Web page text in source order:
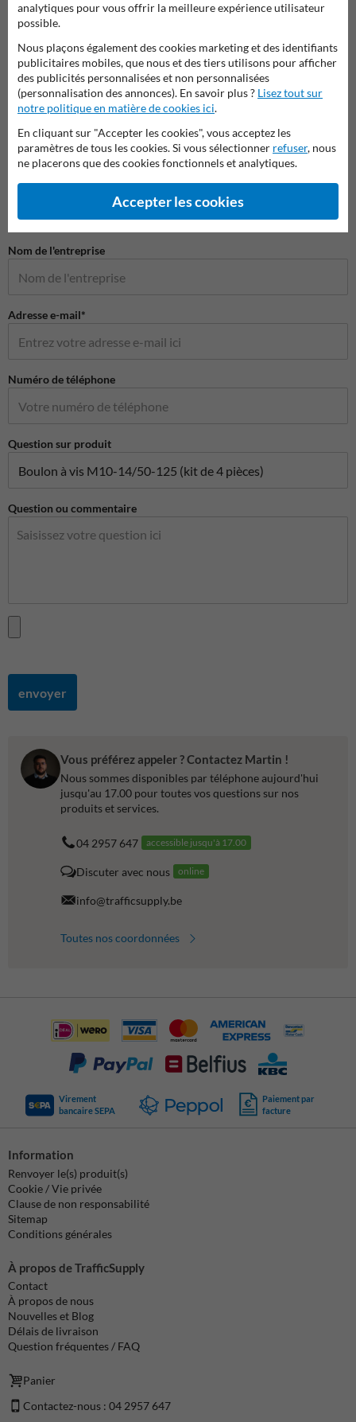
Outils et accessoires Placement et montage
Fixations
Poser votre question à ProtectionIndustrielle.be
Nom*
Nom de l'entreprise
Adresse e-mail*
Numéro de téléphone
Question sur produit
Question ou commentaire
envoyer
Vous préférez appeler ? Contactez Martin !
Nous sommes disponibles par téléphone aujourd'hui
jusqu'au 17.00 pour toutes vos questions sur nos
produits et services.
04 2957 647 accessible jusqu'à 17.00
Discuter avec nous online
info@trafficsupply.be
Toutes nos coordonnées
Virement
bancaire SEPA
Paiement par
facture
Information
Renvoyer le(s) produit(s)
Cookie / Vie privée
Clause de non responsabilité
Sitemap
Conditions générales
À propos de TrafficSupply
Contact
À propos de nous
Nouvelles et Blog
Délais de livraison
Question fréquentes / FAQ
Panier
Contactez-nous : 04 2957 647
analytiques pour vous offrir la meilleure expérience utilisateur
possible.
Nous plaçons également des cookies marketing et des identifiants
publicitaires mobiles, que nous et des tiers utilisons pour afficher
des publicités personnalisées et non personnalisées
(personnalisation des annonces). En savoir plus ? Lisez tout sur
notre politique en matière de cookies ici.
En cliquant sur "Accepter les cookies", vous acceptez les
paramètres de tous les cookies. Si vous sélectionner refuser, nous
ne placerons que des cookies fonctionnels et analytiques.
Accepter les cookies